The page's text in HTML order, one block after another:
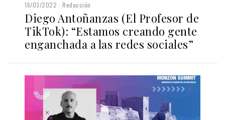
16/03/2022 Redacción
Diego Antoñanzas (El Profesor de
TikTok): “Estamos creando gente
enganchada a las redes sociales”